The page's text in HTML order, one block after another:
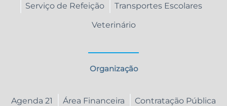
Serviço de Refeição
Transportes Escolares
Veterinário
Organização
Agenda 21 Área Financeira
Contratação Pública